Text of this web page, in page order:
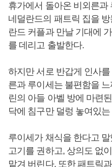
휴가에서 돌아온 비외른
네덜란드의 패트릭 집을
란드 커플과 만날 기대에
를 데리고 출발한다.
하지만 서로 반갑게 인사
른과 루이세는 불편함을
린의 아들 아벨 방에 마련
닥에 침구만 덜렁 놓여있
루이세가 채식을 한다고
고기를 권하고, 상의도 없
맡겨 버린다. 또한 패트릭